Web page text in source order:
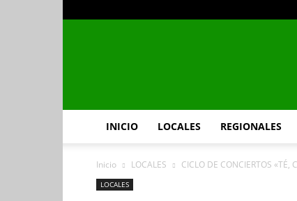
INICIO LOCALES REGIONALES
Inicio LOCALES CICLO DE CONCIERTOS «TÉ,
LOCALES